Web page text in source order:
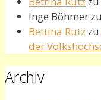
Inge Böhmer zu
Bettina Rutz zu
der
Archiv